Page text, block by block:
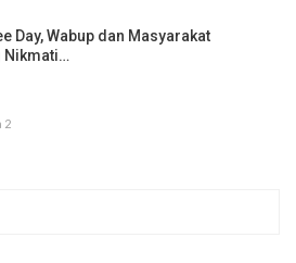
Day, Wabup dan Masyarakat
Nikmati…
2